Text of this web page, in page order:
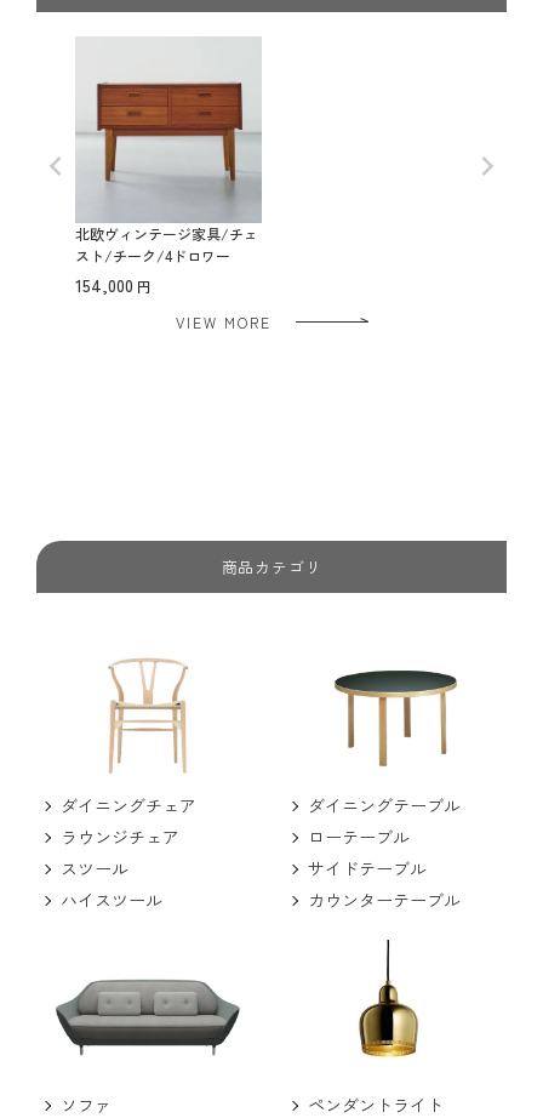
北欧ヴィンテージ家具/チェ
スト/チーク/4ドロワー
154,000
VIEW MORE
商品カテゴリ
ダイニングチェア
ラウンジチェア
スツール
ハイスツール
ダイニングテーブル
ローテーブル
サイドテーブル
カウンターテーブル
ソファ
ペンダントライト